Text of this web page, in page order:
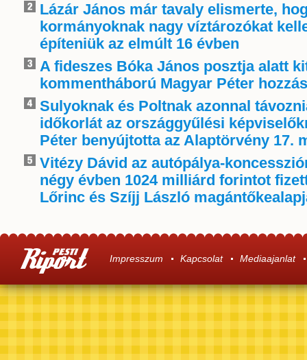
Lázár János már tavaly elismerte,
kormányoknak nagy víztározókat
építeniük az elmúlt 16 évben
A fideszes Bóka János posztja alatt
kommentháború Magyar Péter
Sulyoknak és Poltnak azonnal
időkorlát az országgyűlési
Péter benyújtotta az Alaptörvény 17.
Vitézy Dávid az autópálya-
négy évben 1024 milliárd forintot
Lőrinc és Szíjj László
Impresszum Kapcsolat Mediaajanlat